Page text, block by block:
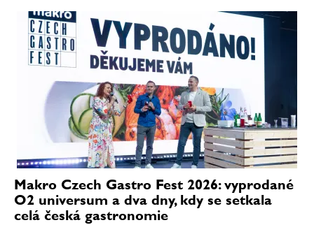
Makro Czech Gastro Fest 2026: vyprodané
O2 universum a dva dny, kdy se setkala
celá česká gastronomie